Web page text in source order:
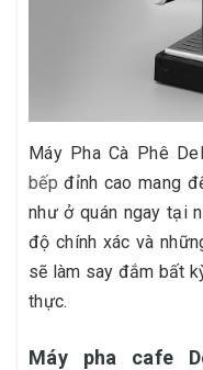
Máy Pha Cà Phê
bếp đỉnh cao mang
như ở quán ngay tại
độ chính xác và
sẽ làm say đắm bất
thực.
Máy pha cafe